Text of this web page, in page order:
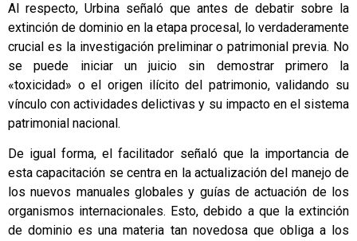
Al respecto, Urbina señaló que antes de debatir sobre la
extinción de dominio en la etapa procesal, lo verdaderamente
crucial es la investigación preliminar o patrimonial previa. No
se puede iniciar un juicio sin demostrar primero la
«toxicidad» o el origen ilícito del patrimonio, validando su
vínculo con actividades delictivas y su impacto en el sistema
patrimonial nacional.
De igual forma, el facilitador señaló que la importancia de
esta capacitación se centra en la actualización del manejo de
los nuevos manuales globales y guías de actuación de los
organismos internacionales. Esto, debido a que la extinción
de dominio es una materia tan novedosa que obliga a los